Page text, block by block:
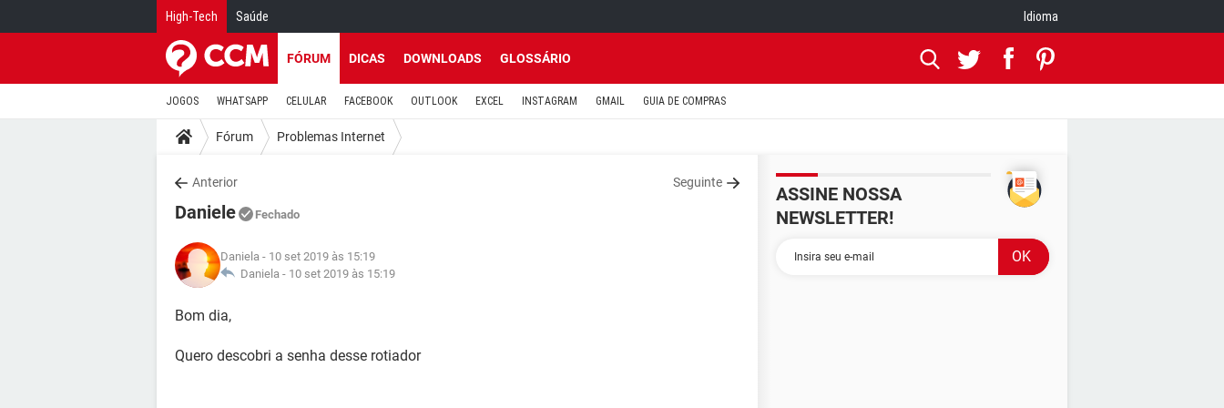
High-Tech Saúde Idioma
FÓRUM DICAS DOWNLOADS GLOSSÁRIO
JOGOS WHATSAPP CELULAR FACEBOOK OUTLOOK EXCEL INSTAGRAM GMAIL GUIA DE COMPRAS
Fórum Problemas Internet
Anterior Seguinte
Daniele Fechado
Daniela - 10 set 2019 às 15:19
Daniela - 10 set 2019 às 15:19
Bom dia,
Quero descobri a senha desse rotiador
ASSINE NOSSA
NEWSLETTER!